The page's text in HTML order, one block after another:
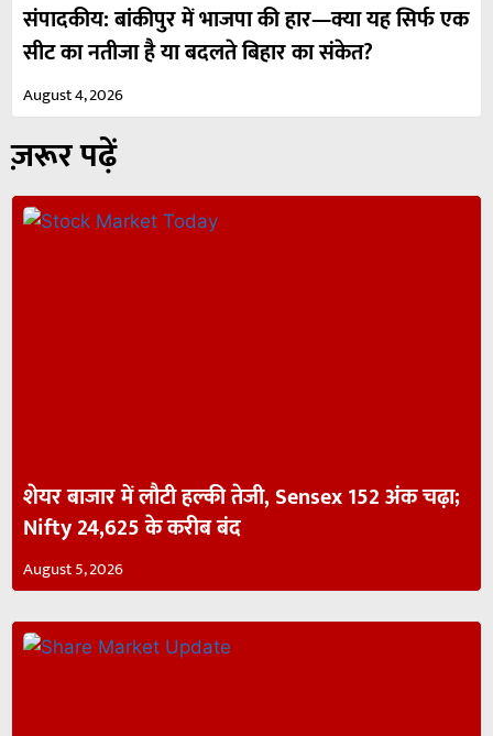
संपादकीय: बांकीपुर में भाजपा की हार—क्या यह सिर्फ एक
सीट का नतीजा है या बदलते बिहार का संकेत?
August 4, 2026
ज़रूर पढ़ें
शेयर बाजार में लौटी हल्की तेजी, Sensex 152 अंक चढ़ा;
Nifty 24,625 के करीब बंद
August 5, 2026